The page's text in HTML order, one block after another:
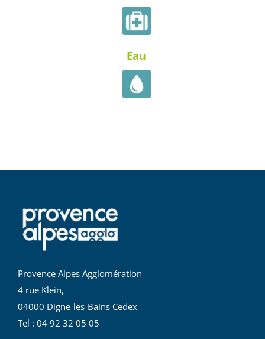
Eau
Provence Alpes Agglomération
4 rue Klein,
04000 Digne-les-Bains Cedex
Tel : 04 92 32 05 05